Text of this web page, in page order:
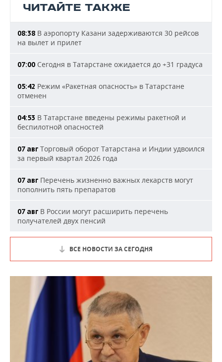
ЧИТАЙТЕ ТАКЖЕ
08:38 В аэропорту Казани задерживаются 30 рейсов
на вылет и прилет
07:00 Сегодня в Татарстане ожидается до +31 градуса
05:42 Режим «Ракетная опасность» в Татарстане
отменен
04:53 В Татарстане введены режимы ракетной и
беспилотной опасностей
07 авг Торговый оборот Татарстана и Индии удвоился
за первый квартал 2026 года
07 авг Перечень жизненно важных лекарств могут
пополнить пять препаратов
07 авг В России могут расширить перечень
получателей двух пенсий
ВСЕ НОВОСТИ ЗА СЕГОДНЯ